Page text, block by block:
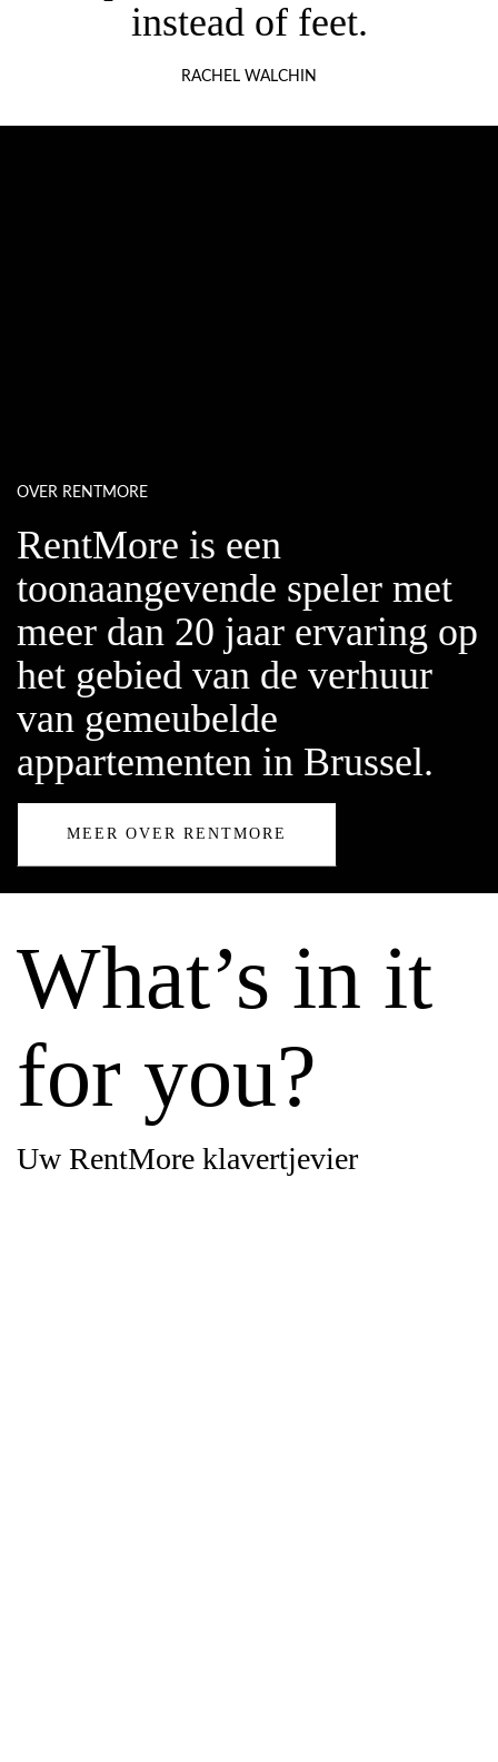
instead of feet.
RACHEL WALCHIN
OVER RENTMORE
RentMore is een
toonaangevende speler met
meer dan 20 jaar ervaring op
het gebied van de verhuur
van gemeubelde
appartementen in Brussel.
MEER OVER RENTMORE
What’s in it
for you?
Uw RentMore klavertjevier